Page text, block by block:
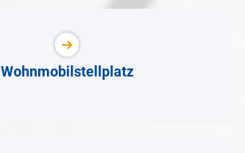
Wohnmobilstellplatz